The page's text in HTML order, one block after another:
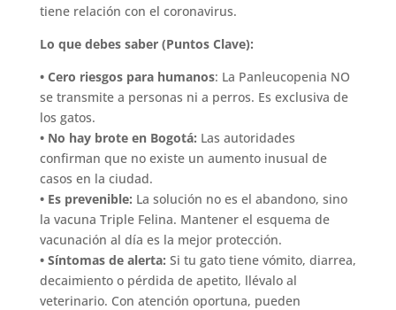
tiene relación con el coronavirus.
Lo que debes saber (Puntos Clave):
• Cero riesgos para humanos: La Panleucopenia NO
se transmite a personas ni a perros. Es exclusiva de
los gatos.
• No hay brote en Bogotá: Las autoridades
confirman que no existe un aumento inusual de
casos en la ciudad.
• Es prevenible: La solución no es el abandono, sino
la vacuna Triple Felina. Mantener el esquema de
vacunación al día es la mejor protección.
• Síntomas de alerta: Si tu gato tiene vómito, diarrea,
decaimiento o pérdida de apetito, llévalo al
veterinario. Con atención oportuna, pueden